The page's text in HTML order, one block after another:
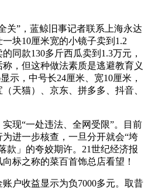
”，蓝鲸旧事记者联系上海永达
块10厘米宽的小镜子卖到1.2
同款130多斤西瓜卖到1.3万元，
，但这种做法素质是逃避教育义
示，中号长24厘米、宽10厘米，
天猫）、京东、拼多多、抖音、
“一处违法、全网受限”。目前
进一步核查，一旦分开就会“垮
款」的夸姣期许。21世纪经济报
标之称的菜百首饰总店看望！
收益显示为负7000多元。取昔